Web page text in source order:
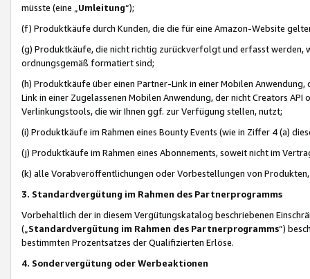
müsste (eine „ Umleitung“);
(f) Produktkäufe durch Kunden, die die für eine Amazon-Website
(g) Produktkäufe, die nicht richtig zurückverfolgt und erfasst werden,
ordnungsgemäß formatiert sind;
(h) Produktkäufe über einen Partner-Link in einer Mobilen
Link in einer Zugelassenen Mobilen Anwendung, der nicht Creators
Verlinkungstools, die wir Ihnen ggf. zur Verfügung stellen, nutzt;
(i) Produktkäufe im Rahmen eines Bounty Events (wie in Ziffer 4 (a)
(j) Produktkäufe im Rahmen eines Abonnements, soweit nicht im
(k) alle Vorabveröffentlichungen oder Vorbestellungen von
3. Standardvergütung im Rahmen des Partnerprogramms
Vorbehaltlich der in diesem Vergütungskatalog beschriebenen
(„ Standardvergütung im Rahmen des Partnerprogramms“)
bestimmten Prozentsatzes der Qualifizierten Erlöse.
4. Sondervergütung oder Werbeaktionen